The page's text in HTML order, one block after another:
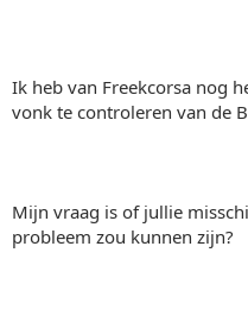
Ik heb van Freekcorsa nog
vonk te controleren van de
Mijn vraag is of jullie
probleem zou kunnen zijn?